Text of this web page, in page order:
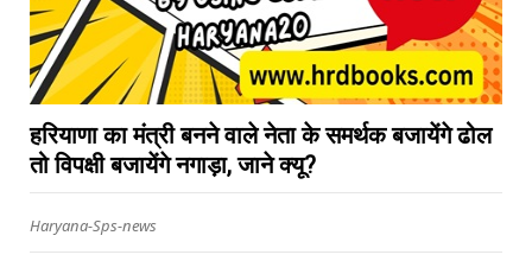
हरियाणा का मंत्री बनने वाले नेता के समर्थक बजायेंगे ढोल
तो विपक्षी बजायेंगे नगाड़ा, जाने क्यू?
Haryana-Sps-news